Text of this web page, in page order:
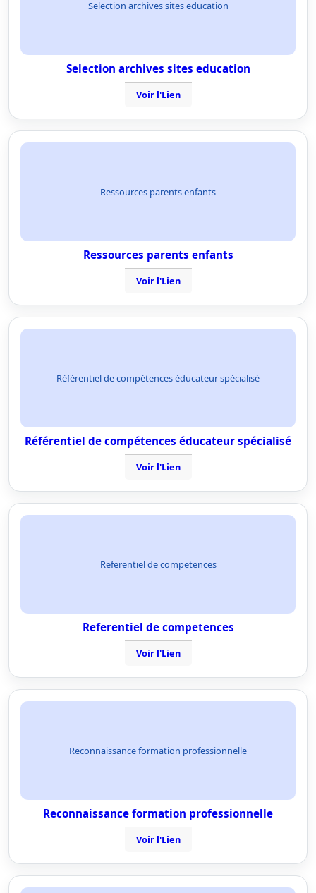
Selection archives sites education
Selection archives sites education
Voir l'Lien
Ressources parents enfants
Ressources parents enfants
Voir l'Lien
Référentiel de compétences éducateur spécialisé
Référentiel de compétences éducateur spécialisé
Voir l'Lien
Referentiel de competences
Referentiel de competences
Voir l'Lien
Reconnaissance formation professionnelle
Reconnaissance formation professionnelle
Voir l'Lien